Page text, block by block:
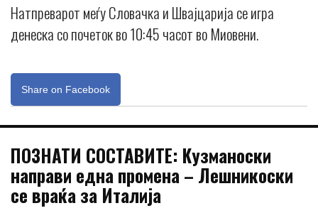
Натпреварот меѓу Словачка и Швајцарија се игра
денеска со почеток во 10:45 часот во Миовени.
Share on Facebook
ПОЗНАТИ СОСТАВИТЕ: Kузманоски
направи една промена – Лешникоски
се враќа за Италија